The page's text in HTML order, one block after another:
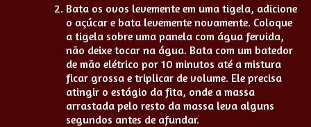
Bata os ovos levemente em uma tigela, adicione
o açúcar e bata levemente novamente. Coloque
a tigela sobre uma panela com água fervida,
não deixe tocar na água. Bata com um batedor
de mão elétrico por 10 minutos até a mistura
ficar grossa e triplicar de volume. Ele precisa
atingir o estágio da fita, onde a massa
arrastada pelo resto da massa leva alguns
segundos antes de afundar.